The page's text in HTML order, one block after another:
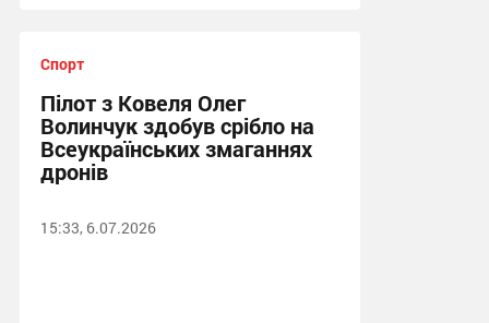
Спорт
Пілот з Ковеля Олег
Волинчук здобув срібло на
Всеукраїнських змаганнях
дронів
15:33, 6.07.2026